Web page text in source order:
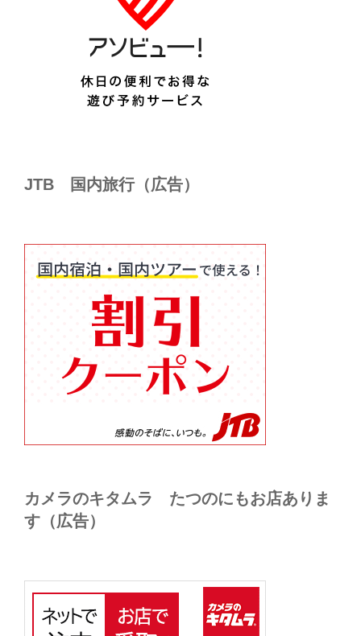
JTB 国内旅行（広告）
カメラのキタムラ たつのにもお店ありま
す（広告）